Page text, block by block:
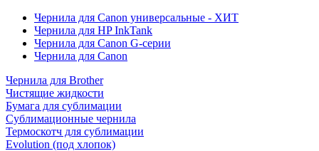
Чернила для Canon универсальные - ХИТ
Чернила для HP InkTank
Чернила для Canon G-серии
Чернила для Canon
Чернила для Brother
Чистящие жидкости
Бумага для сублимации
Сублимационные чернила
Термоскотч для сублимации
Evolution (под хлопок)